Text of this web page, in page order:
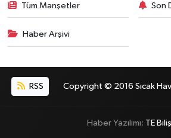
Tüm Manşetler Son
Haber Arşivi
RSS Copyright © 2016 Sıcak
Haber Yazılımı: TE